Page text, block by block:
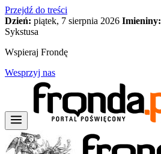
Przejdź do treści
Dzień: piątek, 7 sierpnia 2026 Imieniny:
Sykstusa
Wspieraj Frondę
Wesprzyj nas